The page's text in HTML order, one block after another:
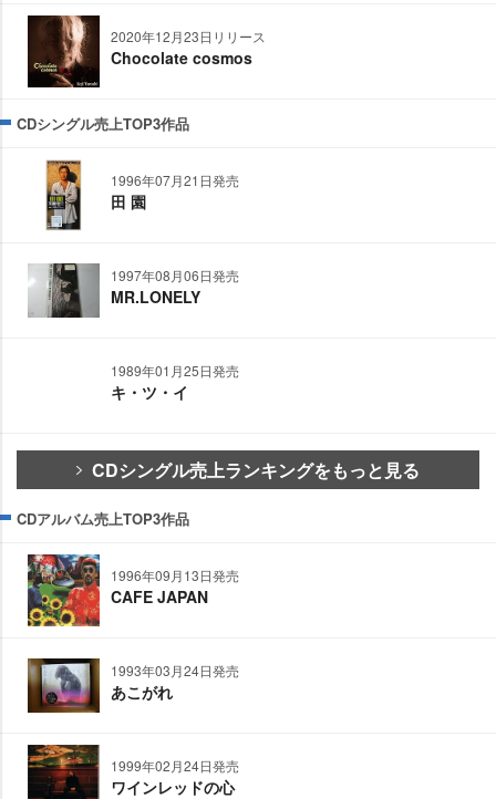
2020年12月23日リリース
Chocolate cosmos
CDシングル売上TOP3作品
1996年07月21日発売
田 園
1997年08月06日発売
MR.LONELY
1989年01月25日発売
キ・ツ・イ
CDシングル売上ランキングをもっと見る
CDアルバム売上TOP3作品
1996年09月13日発売
CAFE JAPAN
1993年03月24日発売
あこがれ
1999年02月24日発売
ワインレッドの心